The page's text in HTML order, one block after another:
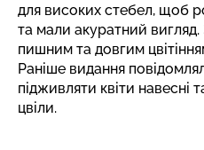
для високих стебел, щоб
та мали акуратний вигляд.
пишним та довгим
Раніше видання
підживляти квіти навесні
цвіли.